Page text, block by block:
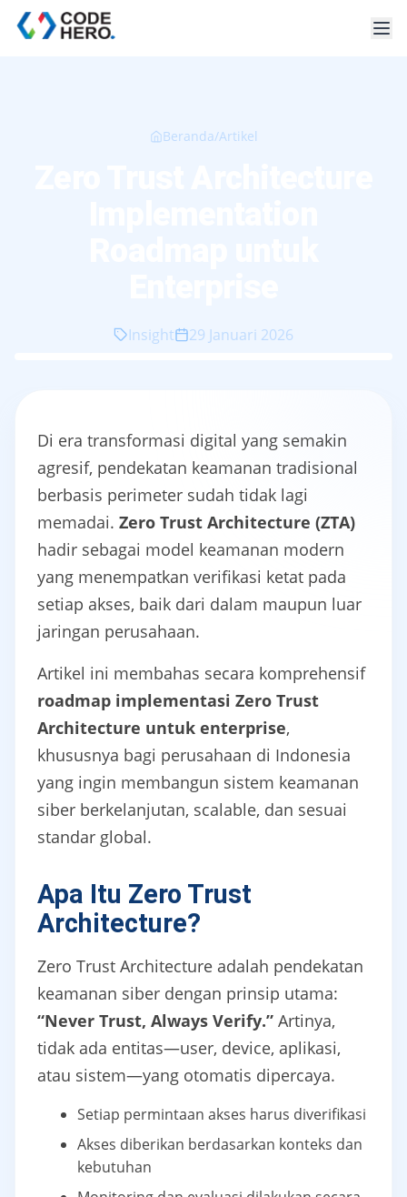
Beranda/Artikel
Insight 29 Januari 2026
Di era transformasi digital yang semakin
agresif, pendekatan keamanan tradisional
berbasis perimeter sudah tidak lagi
memadai. Zero Trust Architecture (ZTA)
hadir sebagai model keamanan modern
yang menempatkan verifikasi ketat pada
setiap akses, baik dari dalam maupun luar
jaringan perusahaan.
Artikel ini membahas secara komprehensif
roadmap implementasi Zero Trust
Architecture untuk enterprise,
khususnya bagi perusahaan di Indonesia
yang ingin membangun sistem keamanan
siber berkelanjutan, scalable, dan sesuai
standar global.
Apa Itu Zero Trust
Architecture?
Zero Trust Architecture adalah pendekatan
keamanan siber dengan prinsip utama:
“Never Trust, Always Verify.” Artinya,
tidak ada entitas—user, device, aplikasi,
atau sistem—yang otomatis dipercaya.
Setiap permintaan akses harus diverifikasi
Akses diberikan berdasarkan konteks dan
kebutuhan